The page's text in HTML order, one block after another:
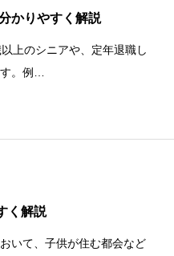
かりやすく解説
上のシニアや、定年退職し
。例…
く解説
いて、子供が住む都会など